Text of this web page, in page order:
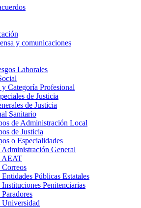
y comunicaciones
Laborales
y Categoría Profesional
de Justicia
de Justicia
Sanitario
de Administración Local
de Justicia
o Especialidades
Administración General
AEAT
Correos
Entidades Públicas Estatales
Instituciones Penitenciarias
Universidad